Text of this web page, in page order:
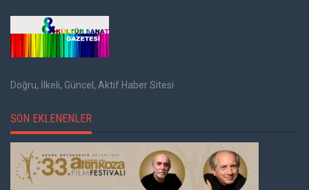
Doğru, İlkeli, Güncel, Aktif Haber Sitesi
SON EKLENENLER